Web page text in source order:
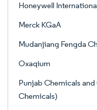
Honeywell
Merck KGaA
Mudanjiang Fengda
Oxaqium
Punjab Chemicals
Chemicals)